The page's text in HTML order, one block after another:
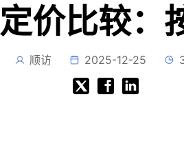
价比较：
顺访 2025-12-25